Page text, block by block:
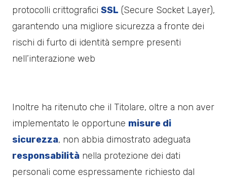
protocolli crittografici SSL (Secure Socket Layer),
garantendo una migliore sicurezza a fronte dei
rischi di furto di identità sempre presenti
nell’interazione web
Inoltre ha ritenuto che il Titolare, oltre a non aver
implementato le opportune misure di
sicurezza, non abbia dimostrato adeguata
responsabilità nella protezione dei dati
personali come espressamente richiesto dal